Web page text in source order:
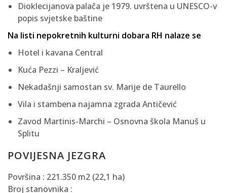
Dioklecijanova palača je 1979. uvrštena u UNESCO-v
popis svjetske baštine
Na listi nepokretnih kulturni dobara RH nalaze se
Hotel i kavana Central
Kuća Pezzi – Kraljević
Nekadašnji samostan sv. Marije de Taurello
Vila i stambena najamna zgrada Antičević
Zavod Martinis-Marchi – Osnovna škola Manuš u
Splitu
POVIJESNA JEZGRA
Površina : 221.350 m2 (22,1 ha)
Broj stanovnika :